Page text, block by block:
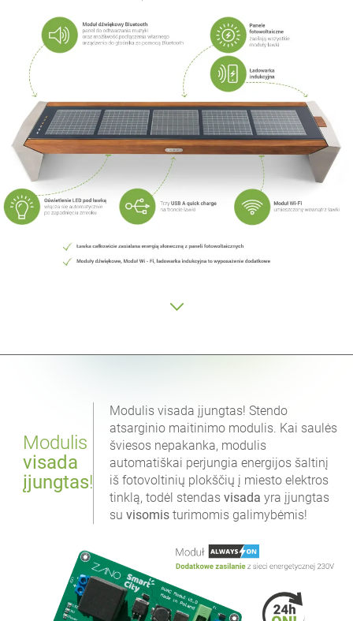
Modulis
visada
įjungtas!
Modulis visada įjungtas! Stendo
atsarginio maitinimo modulis. Kai saulės
šviesos nepakanka, modulis
automatiškai perjungia energijos šaltinį
iš fotovoltinių plokščių į miesto elektros
tinklą, todėl stendasvisada yra įjungtas
suvisomis turimomis galimybėmis!